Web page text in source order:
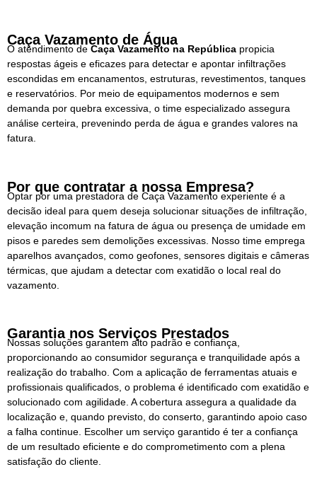
Caça Vazamento de Água
O atendimento de Caça Vazamento na República propicia
respostas ágeis e eficazes para detectar e apontar infiltrações
escondidas em encanamentos, estruturas, revestimentos, tanques
e reservatórios. Por meio de equipamentos modernos e sem
demanda por quebra excessiva, o time especializado assegura
análise certeira, prevenindo perda de água e grandes valores na
fatura.
Por que contratar a nossa Empresa?
Optar por uma prestadora de Caça Vazamento experiente é a
decisão ideal para quem deseja solucionar situações de infiltração,
elevação incomum na fatura de água ou presença de umidade em
pisos e paredes sem demolições excessivas. Nosso time emprega
aparelhos avançados, como geofones, sensores digitais e câmeras
térmicas, que ajudam a detectar com exatidão o local real do
vazamento.
Garantia nos Serviços Prestados
Nossas soluções garantem alto padrão e confiança,
proporcionando ao consumidor segurança e tranquilidade após a
realização do trabalho. Com a aplicação de ferramentas atuais e
profissionais qualificados, o problema é identificado com exatidão e
solucionado com agilidade. A cobertura assegura a qualidade da
localização e, quando previsto, do conserto, garantindo apoio caso
a falha continue. Escolher um serviço garantido é ter a confiança
de um resultado eficiente e do comprometimento com a plena
satisfação do cliente.